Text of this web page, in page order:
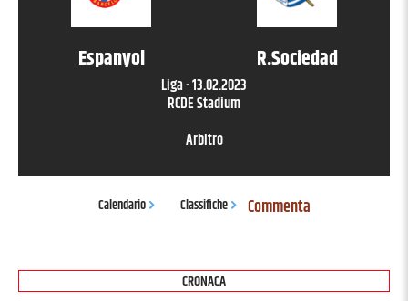
Espanyol R.Sociedad
Liga-13.02.2023
RCDE Stadium
Arbitro
Calendario Classifiche Commenta
CRONACA